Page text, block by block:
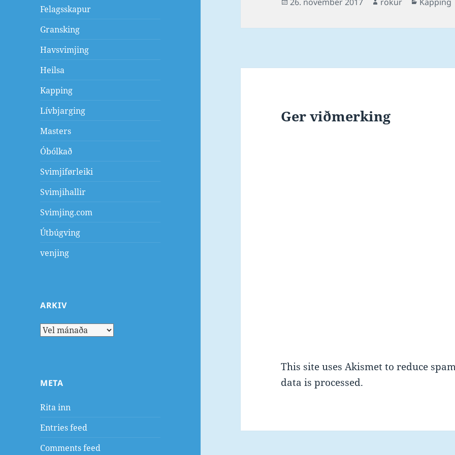
Felagsskapur
Gransking
Havsvimjing
Heilsa
Kapping
Lívbjarging
Masters
Óbólkað
Svimjiførleiki
Svimjihallir
Svimjing.com
Útbúgving
venjing
ARKIV
Arkiv
META
Rita inn
Entries feed
Comments feed
Ger viðmerking
This site uses Akismet to reduce
data is processed.